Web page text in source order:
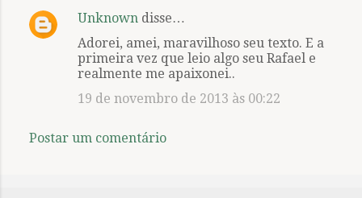
C
t
Unknown disse…
Adorei, amei, maravilhoso seu texto. E a
primeira vez que leio algo seu Rafael e
realmente me apaixonei..
19 de novembro de 2013 às 00:22
Postar um comentário